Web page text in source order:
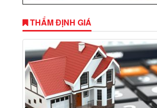
THẨM ĐỊNH GIÁ